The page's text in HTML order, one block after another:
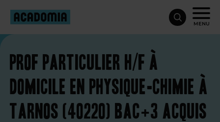
MENU
Prof particulier H/F à
domicile en physique-chimie à
Tarnos (40220) Bac+3 acquis